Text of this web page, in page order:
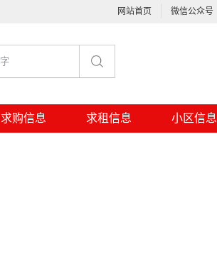
网站首页 微信公众号
求购信息 求租信息 小区信息